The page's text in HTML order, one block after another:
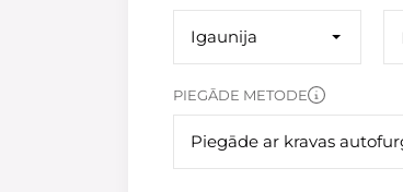
Igaunija
PIEGĀDE METODE
Piegāde ar kravas